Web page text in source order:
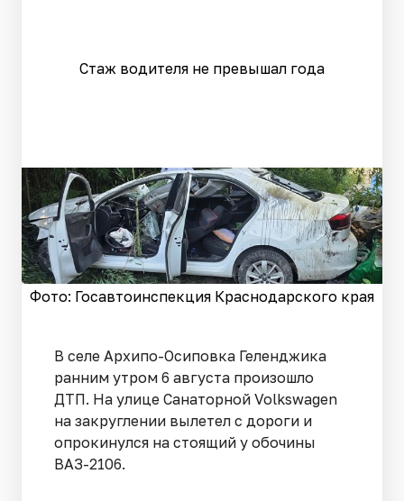
Стаж водителя не превышал года
Фото: Госавтоинспекция Краснодарского края
В селе Архипо-Осиповка Геленджика
ранним утром 6 августа произошло
ДТП. На улице Санаторной Volkswagen
на закруглении вылетел с дороги и
опрокинулся на стоящий у обочины
ВАЗ-2106.